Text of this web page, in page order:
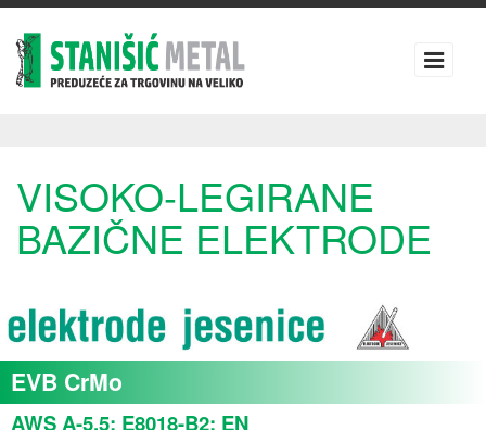
VISOKO-LEGIRANE
BAZIČNE ELEKTRODE
EVB CrMo
AWS A-5.5: E8018-B2; EN